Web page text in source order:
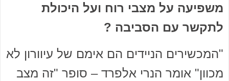
משפיעה על מצבי רוח ועל היכולת
לתקשר עם הסביבה ?
"המכשירים הניידים הם אימם של עיוורון לא
מכוון" אומר הנרי אלפרד – סופר "זה מצב